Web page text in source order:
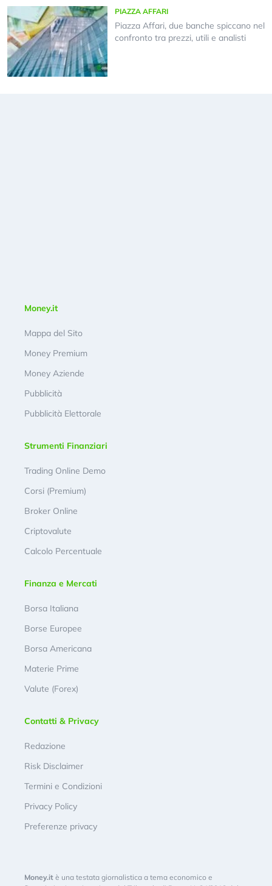
PIAZZA AFFARI
Piazza Affari, due banche spiccano nel
confronto tra prezzi, utili e analisti
Money.it
Mappa del Sito
Money Premium
Money Aziende
Pubblicità
Pubblicità Elettorale
Strumenti Finanziari
Trading Online Demo
Corsi (Premium)
Broker Online
Criptovalute
Calcolo Percentuale
Finanza e Mercati
Borsa Italiana
Borse Europee
Borsa Americana
Materie Prime
Valute (Forex)
Contatti & Privacy
Redazione
Risk Disclaimer
Termini e Condizioni
Privacy Policy
Preferenze privacy
Money.it è una testata giornalistica a tema economico e